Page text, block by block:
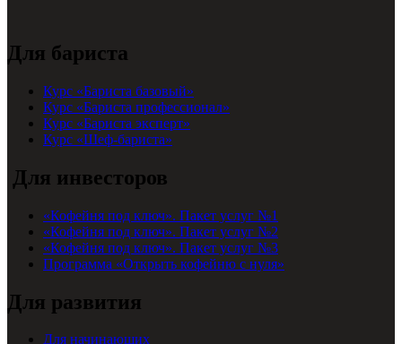
Для бариста
Курс «Бариста базовый»
Курс «Бариста профессионал»
Курс «Бариста эксперт»
Курс «Шеф-бариста»
Для инвесторов
«Кофейня под ключ». Пакет услуг №1
«Кофейня под ключ». Пакет услуг №2
«Кофейня под ключ». Пакет услуг №3
Программа «Открыть кофейню с нуля»
Для развития
Для начинающих